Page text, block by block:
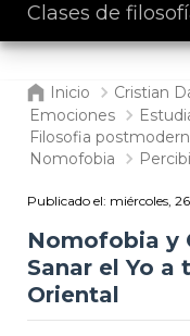
Clases de
Inicio Cristian
Emociones
Filosofia
Nomofobia
Publicado el: miércoles,
Nomofobia y
Sanar el Yo a
Oriental